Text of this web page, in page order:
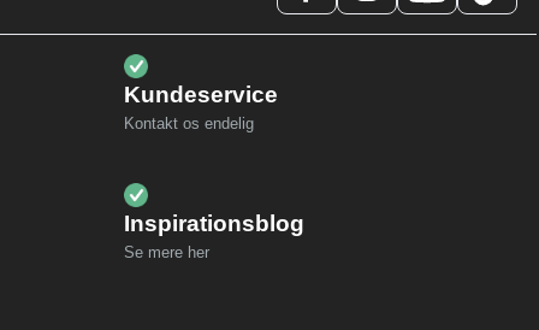
Kundeservice
Kontakt os endelig
Inspirationsblog
Se mere her